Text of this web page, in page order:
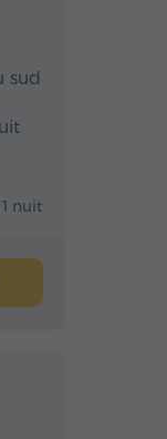
sud
nuit
la journée